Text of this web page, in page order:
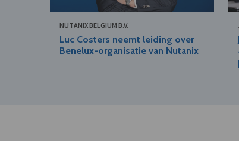
NUTANIX BELGIUM B.V.
Luc Costers neemt leiding over
Benelux-organisatie van Nutanix